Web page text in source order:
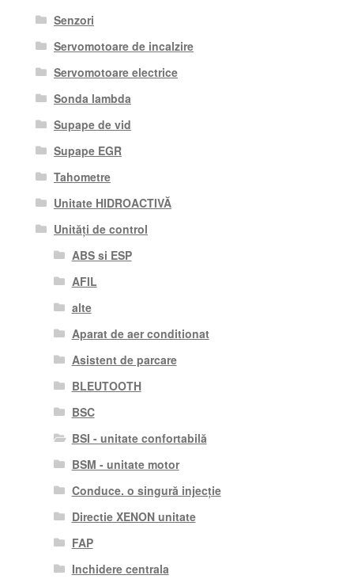
Senzori
Servomotoare de incalzire
Servomotoare electrice
Sonda lambda
Supape de vid
Supape EGR
Tahometre
Unitate HIDROACTIVĂ
Unități de control
ABS si ESP
AFIL
alte
Aparat de aer conditionat
Asistent de parcare
BLEUTOOTH
BSC
BSI - unitate confortabilă
BSM - unitate motor
Conduce. o singură injecție
Directie XENON unitate
FAP
Inchidere centrala